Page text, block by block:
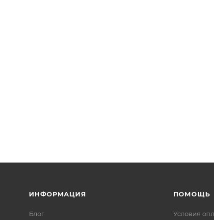
ИНФОРМАЦИЯ
Блог
ПОМОЩЬ
Условия